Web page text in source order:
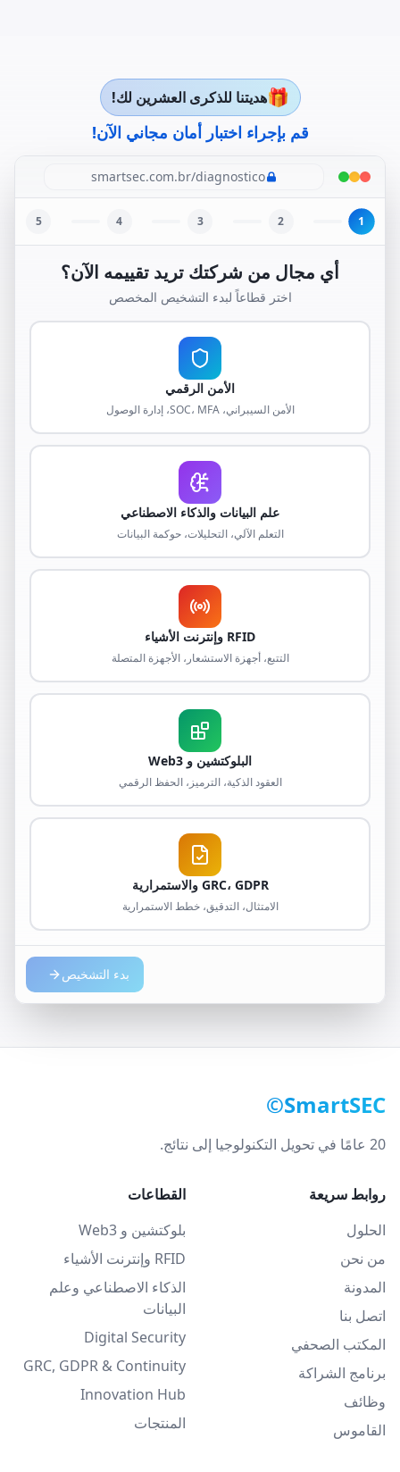
🎁هديتنا للذكرى العشرين لك!
قم بإجراء اختبار أمان مجاني الآن!
smartsec.com.br/diagnostico
1
2
3
4
5
أي مجال من شركتك تريد تقييمه الآن؟
اختر قطاعاً لبدء التشخيص المخصص
الأمن الرقمي
الأمن السيبراني، SOC، MFA، إدارة الوصول
علم البيانات والذكاء الاصطناعي
التعلم الآلي، التحليلات، حوكمة البيانات
RFID وإنترنت الأشياء
التتبع، أجهزة الاستشعار، الأجهزة المتصلة
البلوكتشين و Web3
العقود الذكية، الترميز، الحفظ الرقمي
GRC، GDPR والاستمرارية
الامتثال، التدقيق، خطط الاستمرارية
بدء التشخيص
SmartSEC©
20 عامًا في تحويل التكنولوجيا إلى نتائج.
روابط سريعة
الحلول
من نحن
المدونة
اتصل بنا
المكتب الصحفي
برنامج الشراكة
وظائف
القاموس
القطاعات
بلوكتشين و Web3
RFID وإنترنت الأشياء
الذكاء الاصطناعي وعلم
البيانات
Digital Security
GRC, GDPR & Continuity
Innovation Hub
المنتجات